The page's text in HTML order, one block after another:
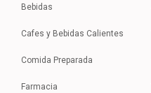
Bebidas
Cafes y Bebidas Calientes
Comida Preparada
Farmacia